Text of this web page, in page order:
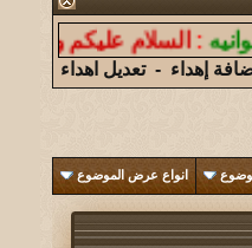
:السلام عليكم ورحمة
إهداء -تعديل اهداء
انواع عرض الموضوع